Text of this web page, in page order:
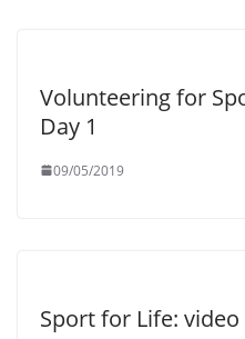
Volunteering for
Day 1
09/05/2019
Sport for Life: video